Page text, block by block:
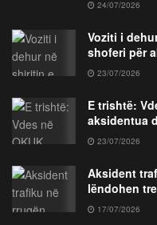
24/07/2026
Voziti i
shoferi për
23/07/2026
E trishtë:
aksidentua
23/07/2026
Aksident
lëndohen
17/07/2026